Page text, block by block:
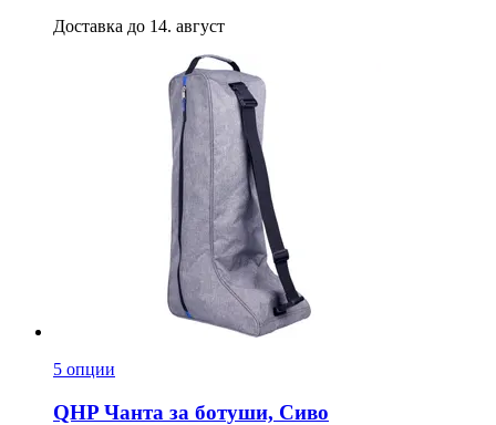
Доставка до 14. август
5 опции
QHP Чанта за ботуши, Сиво